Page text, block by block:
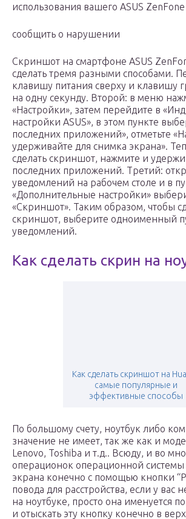
использования вашего ASUS ZenFone
сообщить о нарушении
Скриншот на смартфоне ASUS
сделать тремя разными способами.
клавишу питания сверху и клавишу
на одну секунду. Второй: в меню
«Настройки», затем перейдите в
настройки ASUS», в этом пункте
последних приложений», отметьте
удерживайте для снимка экрана».
сделать скриншот, нажмите и
последних приложений. Третий:
уведомлений на рабочем столе и в
«Дополнительные настройки»
«Скриншот». Таким образом, чтобы
скриншот, выберите одноименный
уведомлений.
Как сделать скрин на
Как сделать скриншот на
самые популярные и
эффективные способы
По большому счету, ноутбук либо
значение не имеет, так же как и
Lenovo, Toshiba и т.д.. Всюду, и во
операционок операционной системы
экрана конечно с помощью кнопки
повода для расстройства, если у вас
на ноутбуке, просто она именуется
и отыскать эту кнопку конечно в